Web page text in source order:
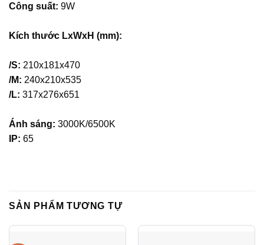
Công suất: 9W
Kích thước LxWxH (mm):
/S: 210x181x470
/M: 240x210x535
/L: 317x276x651
Ánh sáng: 3000K/6500K
IP: 65
SẢN PHẨM TƯƠNG TỰ